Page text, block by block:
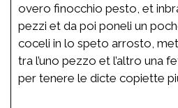
overo finocchio pesto, et
pezzi et da poi poneli un
coceli in lo speto arrosto,
tra l’uno pezzo et l’altro una
per tenere le dicte copiette